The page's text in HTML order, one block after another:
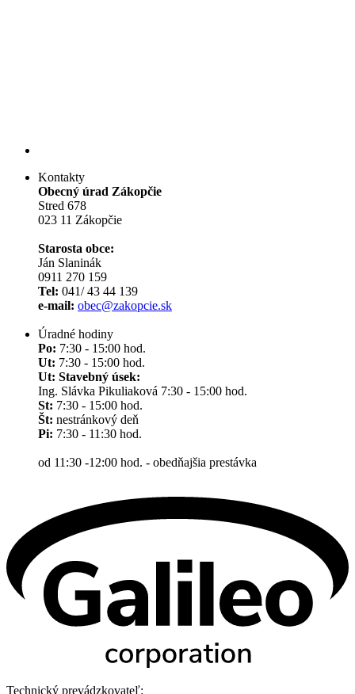
Kontakty
Obecný úrad Zákopčie
Stred 678
023 11 Zákopčie
Starosta obce:
Ján Slaninák
0911 270 159
Tel: 041/ 43 44 139
e-mail: obec@zakopcie.sk
Úradné hodiny
Po: 7:30 - 15:00 hod.
Ut: 7:30 - 15:00 hod.
Ut: Stavebný úsek:
Ing. Slávka Pikuliaková 7:30 - 15:00 hod.
St: 7:30 - 15:00 hod.
Št: nestránkový deň
Pi: 7:30 - 11:30 hod.
od 11:30 -12:00 hod. - obedňajšia prestávka
Technický prevádzkovateľ: